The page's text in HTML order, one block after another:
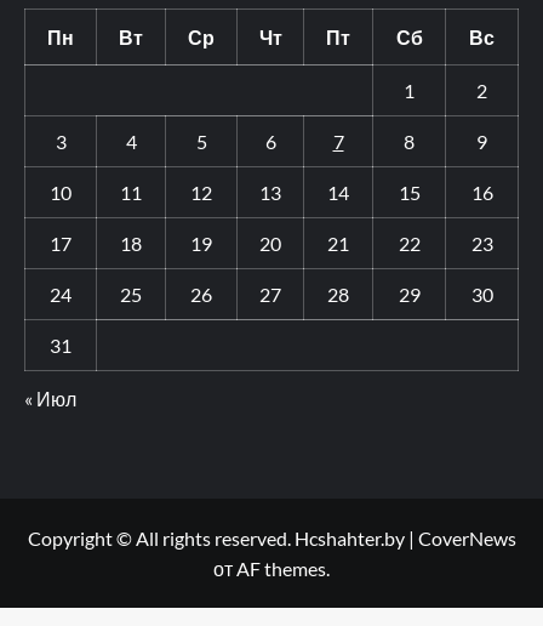
Пн Вт Ср Чт Пт Сб Вс
1 2
3 4 5 6 7 8 9
10 11 12 13 14 15 16
17 18 19 20 21 22 23
24 25 26 27 28 29 30
31
« Июл
Copyright © All rights reserved. Hcshahter.by | CoverNews
от AF themes.